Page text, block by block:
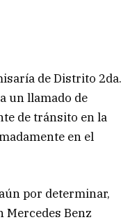
de Distrito 2da.
un llamado de
de tránsito en la
en el
por determinar,
Benz